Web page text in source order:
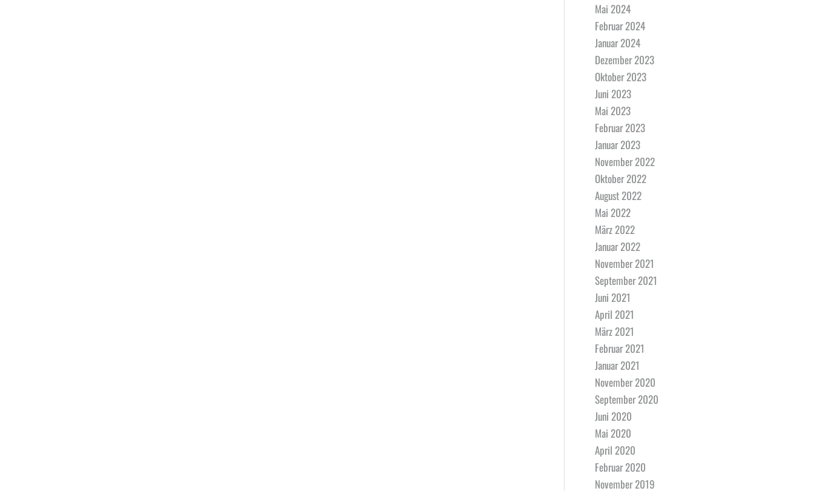
Mai 2024
Februar 2024
Januar 2024
Dezember 2023
Oktober 2023
Juni 2023
Mai 2023
Februar 2023
Januar 2023
November 2022
Oktober 2022
August 2022
Mai 2022
März 2022
Januar 2022
November 2021
September 2021
Juni 2021
April 2021
März 2021
Februar 2021
Januar 2021
November 2020
September 2020
Juni 2020
Mai 2020
April 2020
Februar 2020
November 2019